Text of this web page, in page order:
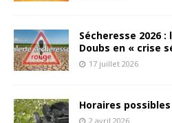
Sécheresse 2026
Doubs en « crise
17 juillet 2026
Horaires
2 avril 2026